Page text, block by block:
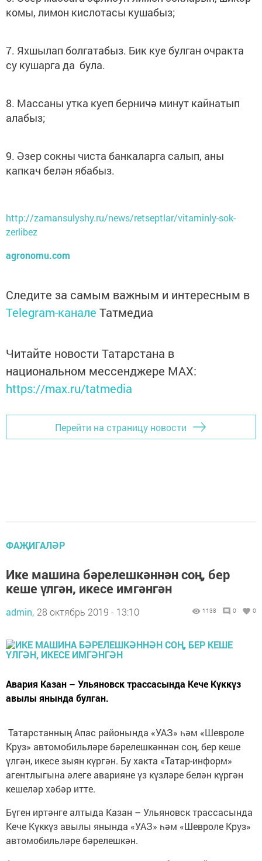
комы, лимон кислотасы кушабыз;
7. Яхшылап болгатабыз. Бик куе булган очракта
су кушарга да була.
8. Массаны утка куеп берничә минут кайнатып
алабыз;
9. Әзер сокны чиста банкаларга салып, аны
капкач белән ябабыз.
http://zamansulyshy.ru/news/retseptlar/vitaminly-sok-
zerlibez
agronomu.com
Следите за самым важным и интересным в
Telegram-канале Татмедиа
Читайте новости Татарстана в
национальном мессенджере MАХ:
https://max.ru/tatmedia
Перейти на страницу новости
ФАҖИГАЛӘР
Ике машина бәрелешкәннән соң, бер
кеше үлгән, икесе имгәнгән
admin, 28 октябрь 2019 - 13:10 1138 0 0
Авария Казан – Ульяновск трассасында Кече Күккүз
авылы янында булган.
Татарстанның Апас районында «УАЗ» һәм «Шевроле
Круз» автомобильләре бәрелешкәннән соң, бер кеше
үлгән, икесе зыян күргән. Бу хакта «Татар-информ»
агентлыгына әлеге аварияне үз күзләре белән күргән
кешеләр хәбәр итте.
Бүген иртәнге алтыда Казан – Ульяновск трассасында
Кече Күккүз авылы янында «УАЗ» һәм «Шевроле Круз»
автомобильләре бәрелешкән.